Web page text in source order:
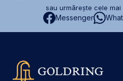
sau urmărește cele
Messenger